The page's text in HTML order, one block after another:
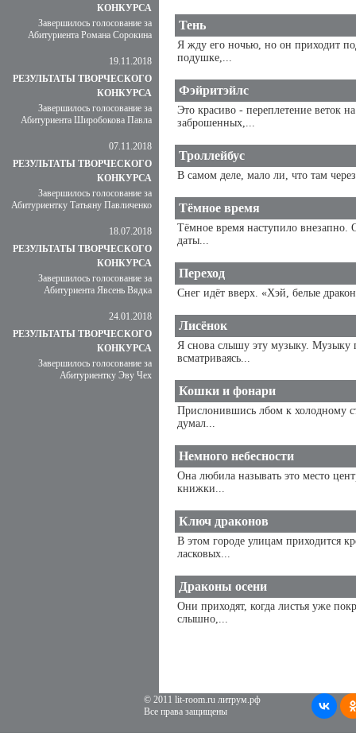
КОНКУРСА
Завершилось голосование за
Абитуриента Романа Сорокина
19.11.2018
РЕЗУЛЬТАТЫ ТВОРЧЕСКОГО
КОНКУРСА
Завершилось голосование за
Абитуриента Широбокова Павла
07.11.2018
РЕЗУЛЬТАТЫ ТВОРЧЕСКОГО
КОНКУРСА
Завершилось голосование за
Абитуриентку Татьяну Павличенко
18.07.2018
РЕЗУЛЬТАТЫ ТВОРЧЕСКОГО
КОНКУРСА
Завершилось голосование за
Абитуриента Явсень Вядка
24.01.2018
РЕЗУЛЬТАТЫ ТВОРЧЕСКОГО
КОНКУРСА
Завершилось голосование за
Абитуриентку Эву Чех
Тень
Я жду его ночью, но он приходит
подушке,...
Фэйритэйлс
Это красиво - переплетение веток
заброшенных,...
Троллейбус
В самом деле, мало ли, что там
Тёмное время
Тёмное время наступило внезапно.
даты...
Переход
Снег идёт вверх. «Хэй, белые
Лисёнок
Я снова слышу эту музыку. Музыку
всматриваясь...
Кошки и фонари
Прислонившись лбом к холодному
думал...
Немного небесности
Она любила называть это место
книжки...
Ключ драконов
В этом городе улицам приходится
ласковых...
Драконы осени
Они приходят, когда листья уже
слышно,...
© 2011 lit-room.ru литрум.рф
Все права защищены